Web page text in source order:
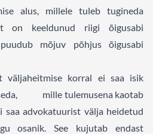
alus, millele tuleb tugineda
on keeldunud riigi õigusabi
mõjuv põhjus õigusabi
väljaheitmise korral ei saa isik
mille tulemusena kaotab
saa advokatuurist välja heidetud
osanik. See kujutab endast